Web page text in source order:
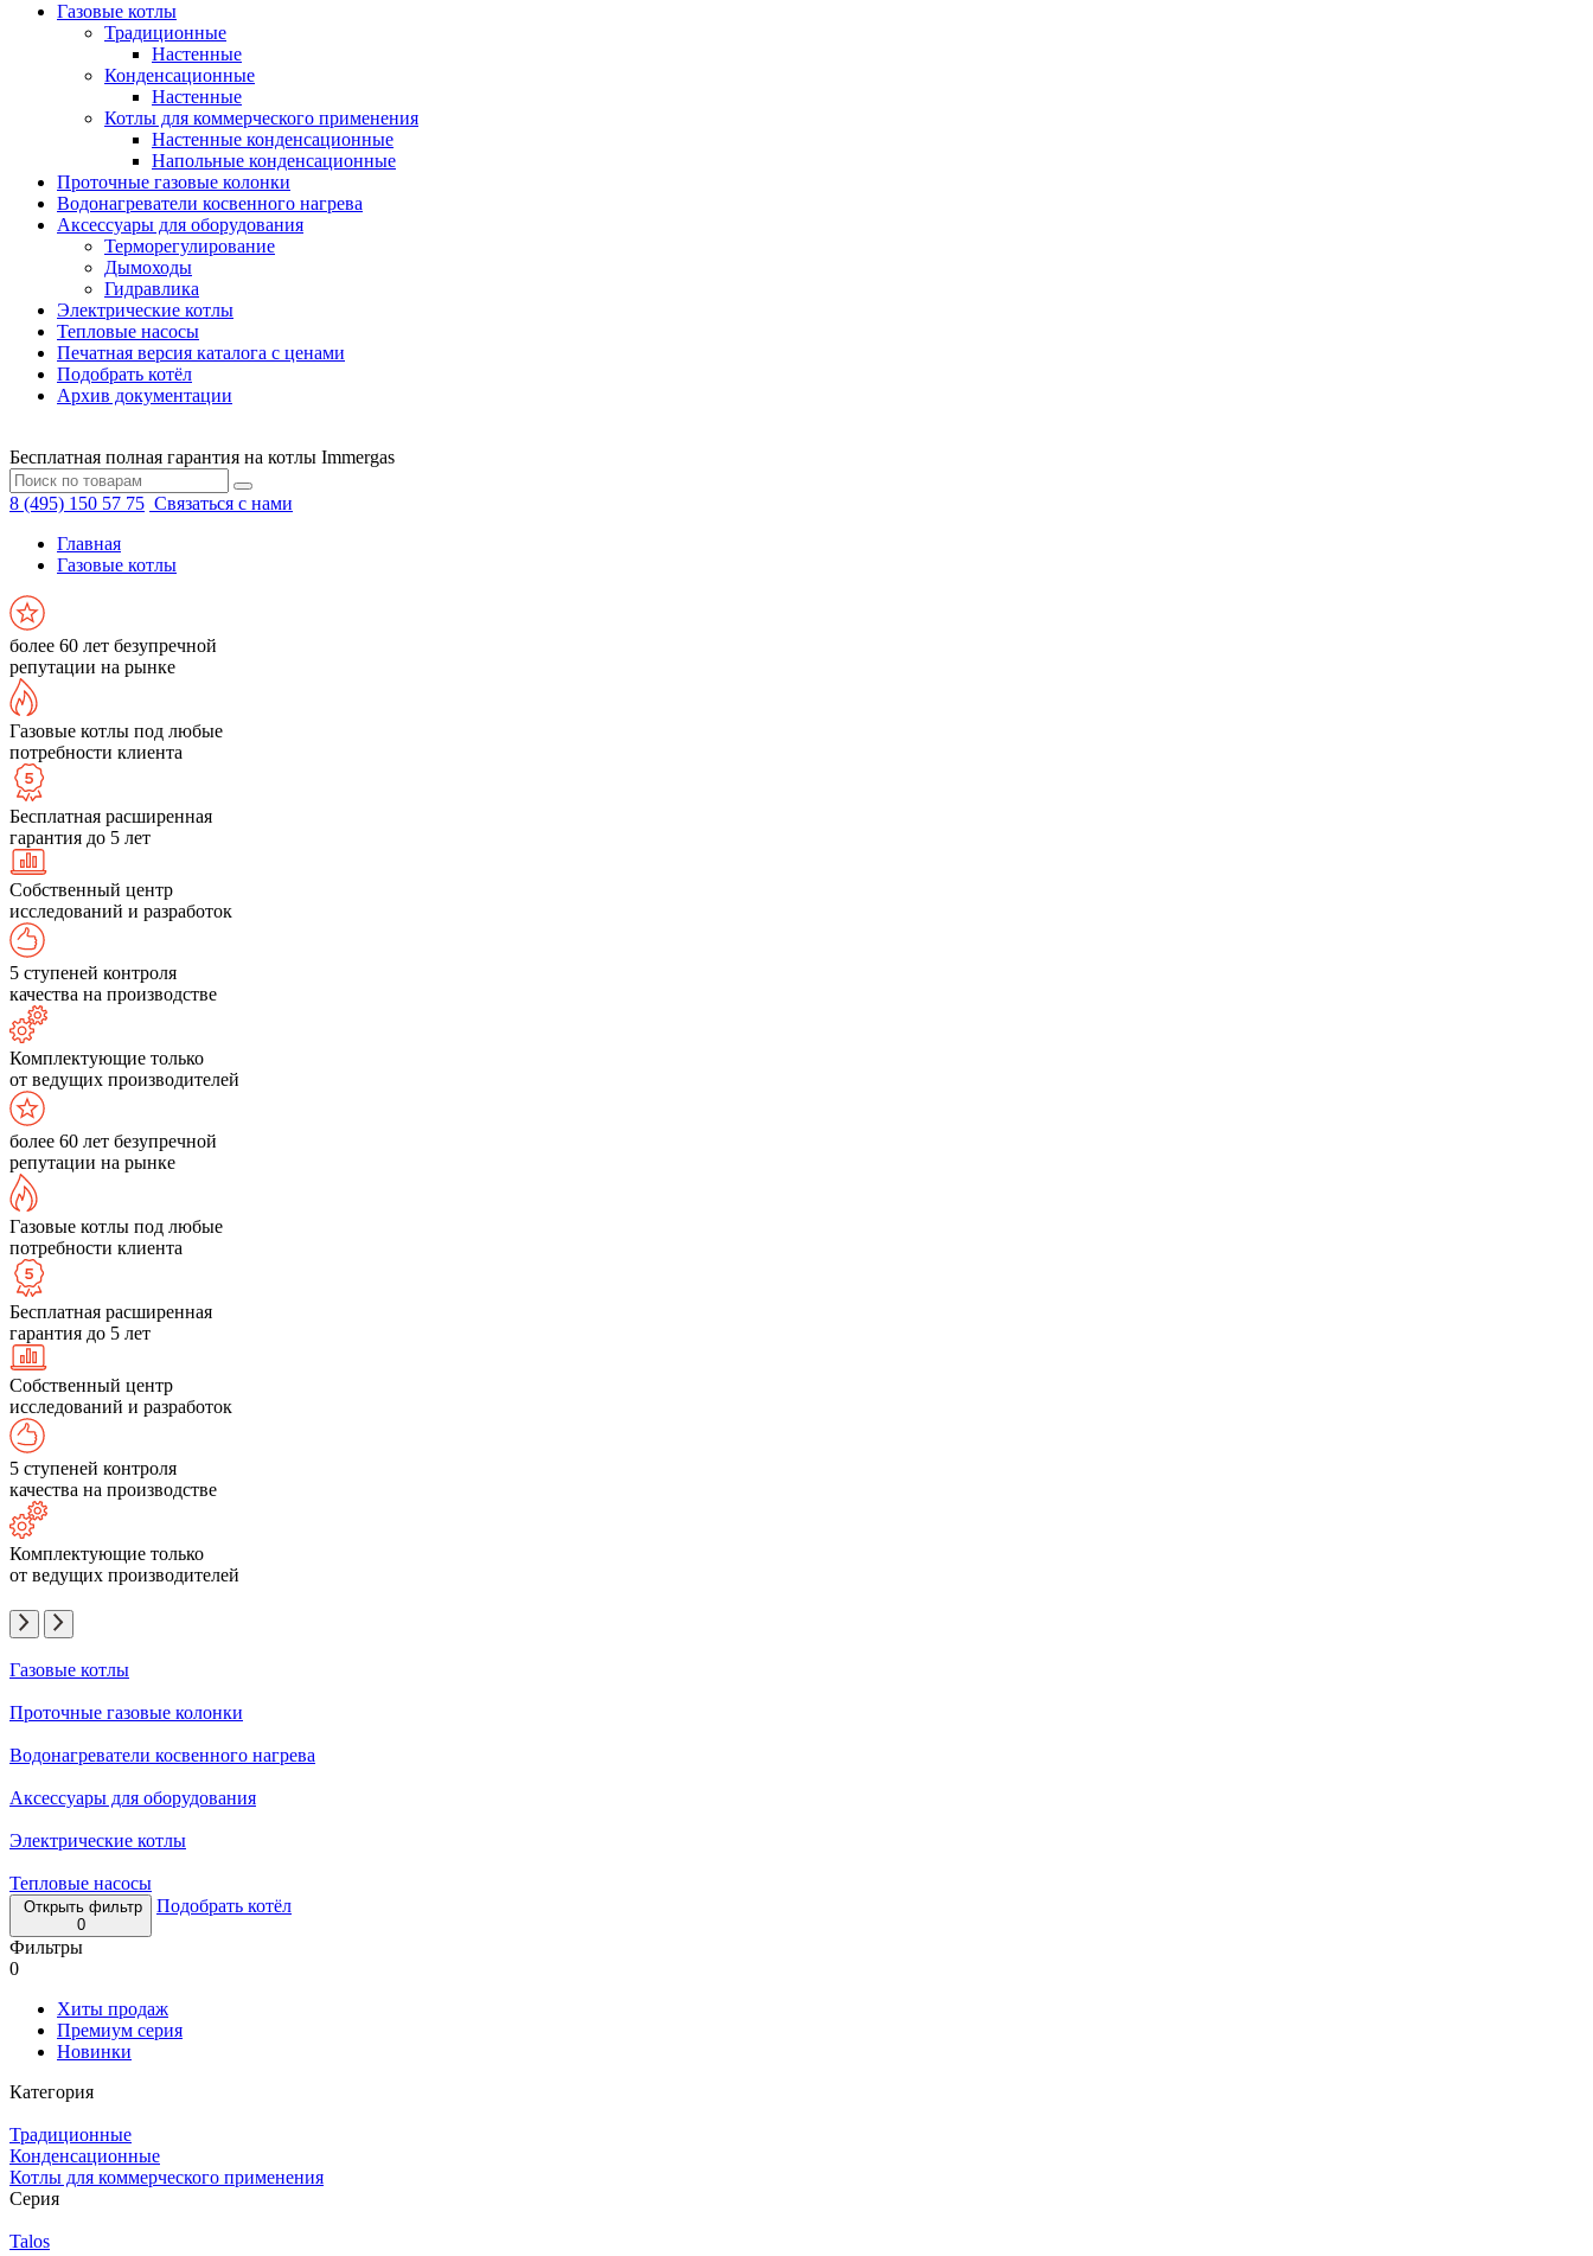
Газовые котлы
Традиционные
Настенные
Конденсационные
Настенные
Котлы для коммерческого применения
Настенные конденсационные
Напольные конденсационные
Проточные газовые колонки
Водонагреватели косвенного нагрева
Аксессуары для оборудования
Терморегулирование
Дымоходы
Гидравлика
Электрические котлы
Тепловые насосы
Печатная версия каталога с ценами
Подобрать котёл
Архив документации
Бесплатная полная гарантия на котлы Immergas
8 (495) 150 57 75 Связаться с нами
Главная
Газовые котлы
более 60 лет безупречной
репутации на рынке
Газовые котлы под любые
потребности клиента
Бесплатная расширенная
гарантия до 5 лет
Собственный центр
исследований и разработок
5 ступеней контроля
качества на производстве
Комплектующие только
от ведущих производителей
более 60 лет безупречной
репутации на рынке
Газовые котлы под любые
потребности клиента
Бесплатная расширенная
гарантия до 5 лет
Собственный центр
исследований и разработок
5 ступеней контроля
качества на производстве
Комплектующие только
от ведущих производителей
Газовые котлы
Проточные газовые колонки
Водонагреватели косвенного нагрева
Аксессуары для оборудования
Электрические котлы
Тепловые насосы
Открыть фильтр
0
Подобрать котёл
Фильтры
0
Хиты продаж
Премиум серия
Новинки
Категория
Традиционные
Конденсационные
Котлы для коммерческого применения
Серия
Talos